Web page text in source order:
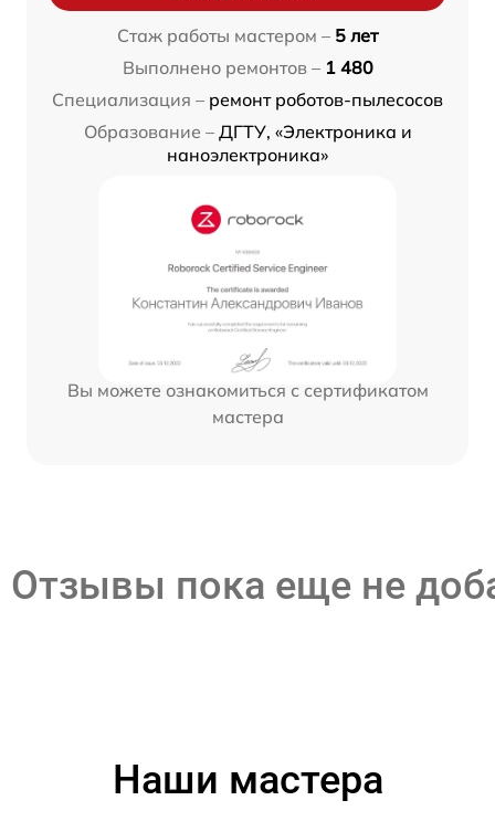
Стаж работы мастером – 5 лет
Выполнено ремонтов – 1 480
Специализация – ремонт роботов-пылесосов
Образование – ДГТУ, «Электроника и
наноэлектроника»
Вы можете ознакомиться с сертификатом
мастера
Отзывы пока еще не
Наши мастера